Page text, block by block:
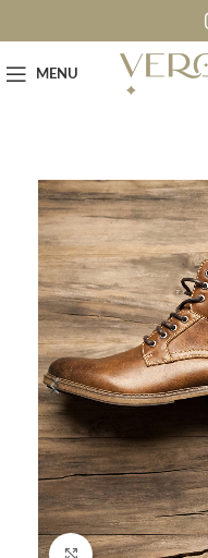
MENU
Click to enlarge